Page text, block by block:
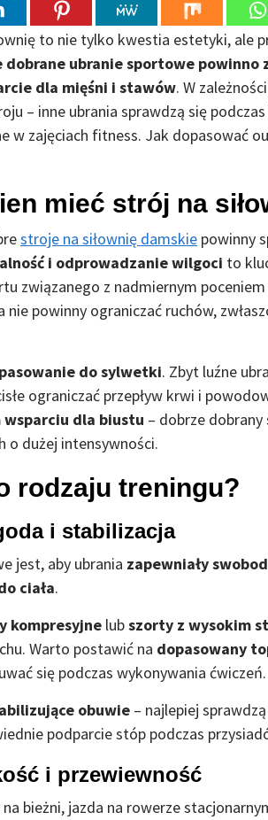
to nie tylko kwestia estetyki, ale
dobrane ubranie sportowe powinno
dla mięśni i stawów. W
– inne ubrania sprawdzą się
w zajęciach fitness. Jak dopasować
mieć strój na
stroje na siłownię damskie powinny
i odprowadzanie wilgoci to
związanego z nadmiernym poceniem
powinny ograniczać ruchów,
do sylwetki. Zbyt luźne
ograniczać przepływ krwi i
dla biustu – dobrze
o dużej intensywności.
rodzaju treningu?
i stabilizacja
jest, aby ubrania zapewniały
ciała.
kompresyjne lubszorty z wysokim
Warto postawić na dopasowany
się podczas wykonywania ćwiczeń.
obuwie – najlepiej
podparcie stóp podczas
i przewiewność
bieżni, jazda na rowerze